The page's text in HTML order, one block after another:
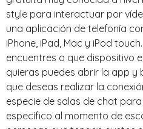
style para interactuar por
una aplicación de telefonía
iPhone, iPad, Mac y iPod
encuentres o que dispositivo
quieras puedes abrir la app y
que deseas realizar la
especie de salas de chat
específico al momento de